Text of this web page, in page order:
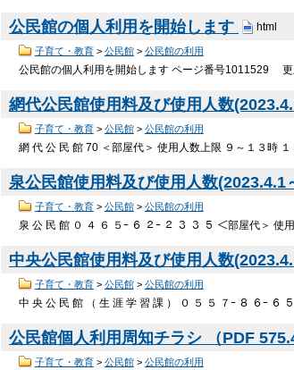
公民館の個人利用を開始します html
子育て・教育> 公民館> 公民館の利用
公民館の個人利用を開始します ページ番号1011529
網代公民館使用料及び使用人数
子育て・教育> 公民館> 公民館の利用
網 代 公 民 館 70 ＜部屋代＞ 使用人数上限 ９～１３時
泉公民館使用料及び使用人数(2023.4.1
子育て・教育> 公民館> 公民館の利用
泉 公 民 館 ０ ４ ６ ５ｰ ６ ２ｰ ２ ３ ３ ５ ＜部屋代＞
中央公民館使用料及び使用人数
子育て・教育> 公民館> 公民館の利用
中 央 公 民 館 （ 生 涯 学 習 課 ） ０ ５ ５ ７ｰ ８ ６ｰ ６
公民館個人利用周知チラシ （PDF
子育て・教育> 公民館> 公民館の利用